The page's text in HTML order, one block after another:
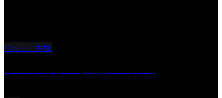
ペット・生物